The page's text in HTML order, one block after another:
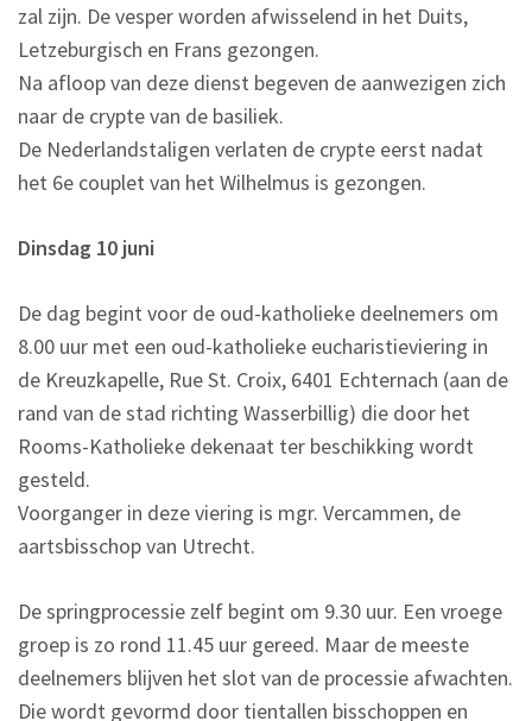
zal zijn. De vesper worden afwisselend in het Duits,
Letzeburgisch en Frans gezongen.
Na afloop van deze dienst begeven de aanwezigen zich
naar de crypte van de basiliek.
De Nederlandstaligen verlaten de crypte eerst nadat
het 6e couplet van het Wilhelmus is gezongen.
Dinsdag 10 juni
De dag begint voor de oud-katholieke deelnemers om
8.00 uur met een oud-katholieke eucharistieviering in
de Kreuzkapelle, Rue St. Croix, 6401 Echternach (aan de
rand van de stad richting Wasserbillig) die door het
Rooms-Katholieke dekenaat ter beschikking wordt
gesteld.
Voorganger in deze viering is mgr. Vercammen, de
aartsbisschop van Utrecht.
De springprocessie zelf begint om 9.30 uur. Een vroege
groep is zo rond 11.45 uur gereed. Maar de meeste
deelnemers blijven het slot van de processie afwachten.
Die wordt gevormd door tientallen bisschoppen en